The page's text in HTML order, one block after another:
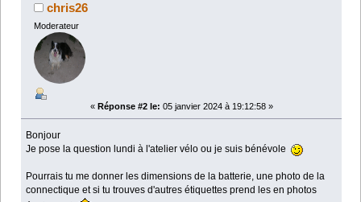
chris26
Moderateur
« Réponse #2 le: 05 janvier 2024 à 19:12:58 »
Bonjour
Je pose la question lundi à l'atelier vélo ou je suis bénévole
Pourrais tu me donner les dimensions de la batterie, une photo de la
connectique et si tu trouves d'autres étiquettes prend les en photos